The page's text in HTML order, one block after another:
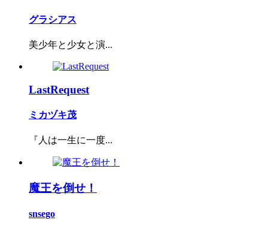
グラシアス
美少年と少女と演...
LastRequest
ミカヅキ茂
『人は一生に一度...
魔王を倒せ！
snsego